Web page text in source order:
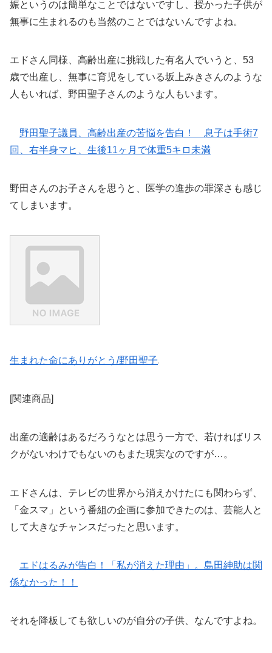
娠というのは簡単なことではないですし、授かった子供が
無事に生まれるのも当然のことではないんですよね。
エドさん同様、高齢出産に挑戦した有名人でいうと、53
歳で出産し、無事に育児をしている坂上みきさんのような
人もいれば、野田聖子さんのような人もいます。
野田聖子議員、高齢出産の苦悩を告白！ 息子は手術7
回、右半身マヒ、生後11ヶ月で体重5キロ未満
野田さんのお子さんを思うと、医学の進歩の罪深さも感じ
てしまいます。
生まれた命にありがとう/野田聖子
[関連商品]
出産の適齢はあるだろうなとは思う一方で、若ければリス
クがないわけでもないのもまた現実なのですが…。
エドさんは、テレビの世界から消えかけたにも関わらず、
「金スマ」という番組の企画に参加できたのは、芸能人と
して大きなチャンスだったと思います。
エドはるみが告白！「私が消えた理由」。島田紳助は関
係なかった！！
それを降板しても欲しいのが自分の子供、なんですよね。